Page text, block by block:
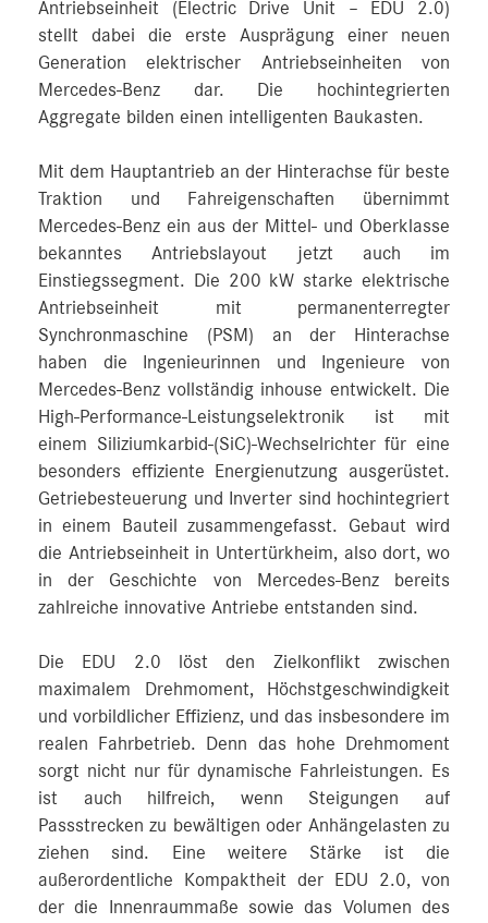
Antriebseinheit (Electric Drive Unit – EDU 2.0)
stellt dabei die erste Ausprägung einer neuen
Generation elektrischer Antriebseinheiten von
Mercedes‑Benz dar. Die hochintegrierten
Aggregate bilden einen intelligenten Baukasten.
Mit dem Hauptantrieb an der Hinterachse für beste
Traktion und Fahreigenschaften übernimmt
Mercedes‑Benz ein aus der Mittel- und Oberklasse
bekanntes Antriebslayout jetzt auch im
Einstiegssegment. Die 200 kW starke elektrische
Antriebseinheit mit permanenterregter
Synchronmaschine (PSM) an der Hinterachse
haben die Ingenieurinnen und Ingenieure von
Mercedes‑Benz vollständig inhouse entwickelt. Die
High-Performance-Leistungselektronik ist mit
einem Siliziumkarbid-(SiC)-Wechselrichter für eine
besonders effiziente Energienutzung ausgerüstet.
Getriebesteuerung und Inverter sind hochintegriert
in einem Bauteil zusammengefasst. Gebaut wird
die Antriebseinheit in Untertürkheim, also dort, wo
in der Geschichte von Mercedes‑Benz bereits
zahlreiche innovative Antriebe entstanden sind.
Die EDU 2.0 löst den Zielkonflikt zwischen
maximalem Drehmoment, Höchstgeschwindigkeit
und vorbildlicher Effizienz, und das insbesondere im
realen Fahrbetrieb. Denn das hohe Drehmoment
sorgt nicht nur für dynamische Fahrleistungen. Es
ist auch hilfreich, wenn Steigungen auf
Passstrecken zu bewältigen oder Anhängelasten zu
ziehen sind. Eine weitere Stärke ist die
außerordentliche Kompaktheit der EDU 2.0, von
der die Innenraummaße sowie das Volumen des